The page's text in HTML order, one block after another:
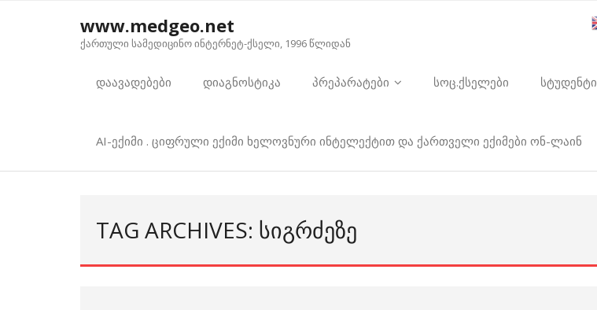
www.medgeo.net
ქართული სამედიცინო ინტერნეტ-ქსელი, 1996 წლიდან
დაავადებები დიაგნოსტიკა პრეპარატები სოც.ქსელები სტუდენტი
AI-ექიმი . ციფრული ექიმი ხელოვნური ინტელექტით და ქართველი ექიმები ონ-ლაინ
TAG ARCHIVES: ᲡᲘᲒᲠᲫᲔᲖᲔ